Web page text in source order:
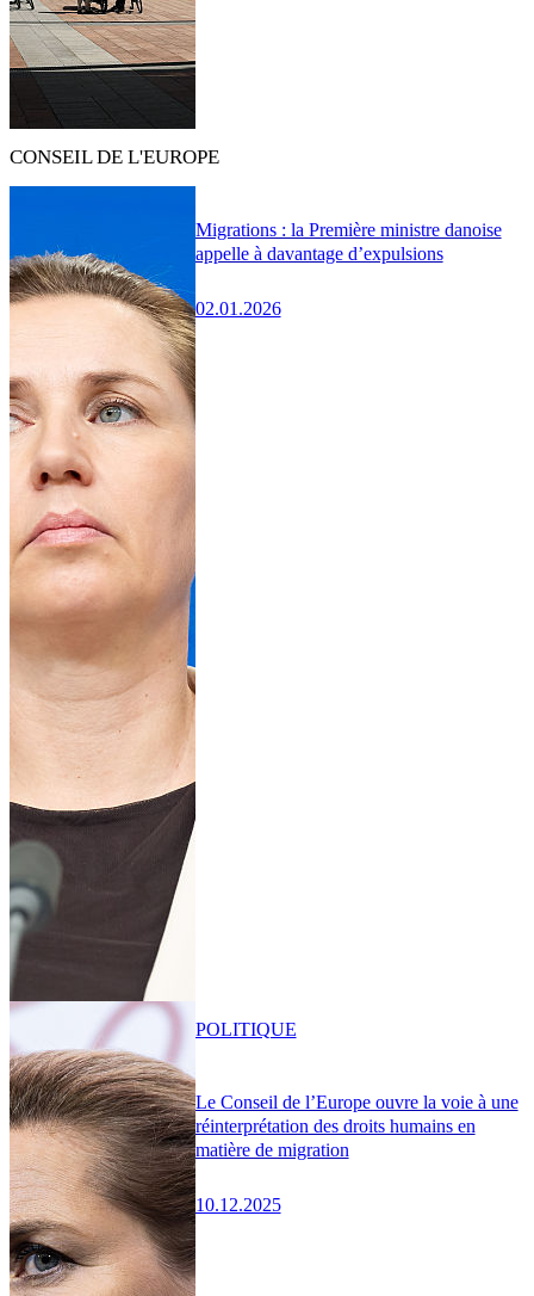
CONSEIL DE L'EUROPE
Migrations : la Première ministre danoise
appelle à davantage d’expulsions
02.01.2026
Le Conseil de l’Europe ouvre la voie à une
réinterprétation des droits humains en
matière de migration
10.12.2025
POLITIQUE